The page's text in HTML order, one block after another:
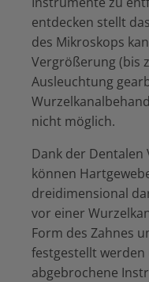
entdecken stellt
des Mikroskops
Vergrößerung (bis
Ausleuchtung
nicht möglich.
Dank der Dentalen
können
dreidimensional
vor einer
Form des Zahnes
festgestellt werden
abgebrochene